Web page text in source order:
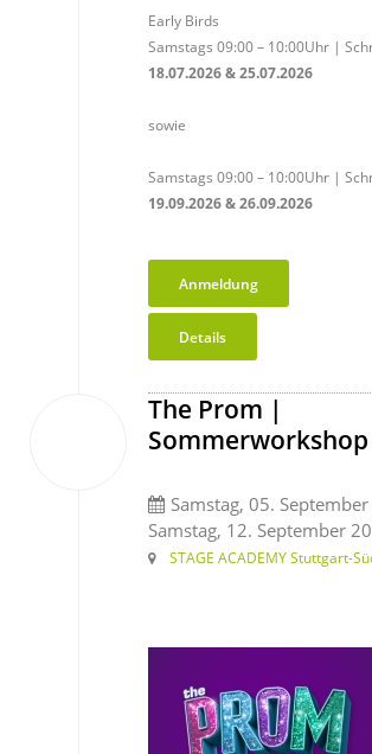
Early Birds
Samstags 09:00 – 10:00Uhr |
18.07.2026 & 25.07.2026
sowie
Samstags 09:00 – 10:00Uhr |
19.09.2026 & 26.09.2026
Anmeldung
Details
The Prom |
Sommerworkshop
Samstag, 05.
Samstag, 12. September
STAGE ACADEMY Stuttgart-